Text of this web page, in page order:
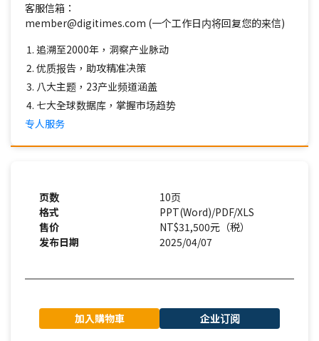
客服信箱：
member@digitimes.com (一个工作日内将回复您的来信)
追溯至2000年，洞察产业脉动
优质报告，助攻精准决策
八大主题，23产业频道涵盖
七大全球数据库，掌握市场趋势
专人服务
页数
10页
格式
PPT(Word)/PDF/XLS
售价
NT$31,500元（税）
发布日期
2025/04/07
加入購物車 企业订阅